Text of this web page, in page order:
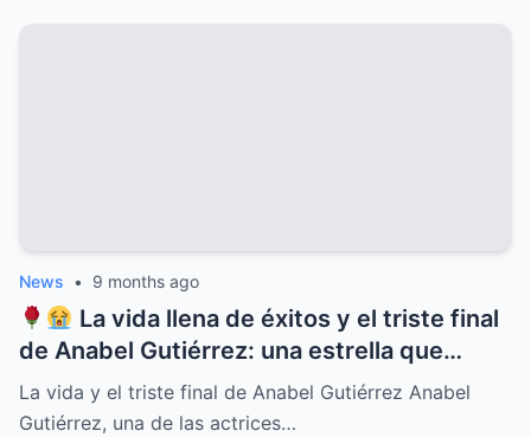
News • 9 months ago
La vida llena de éxitos y el triste final
de Anabel Gutiérrez: una estrella que
iluminó el cine y la televisión mexicana
pero cuyo destino estuvo marcado por el
La vida y el triste final de Anabel Gutiérrez Anabel
Gutiérrez, una de las actrices…